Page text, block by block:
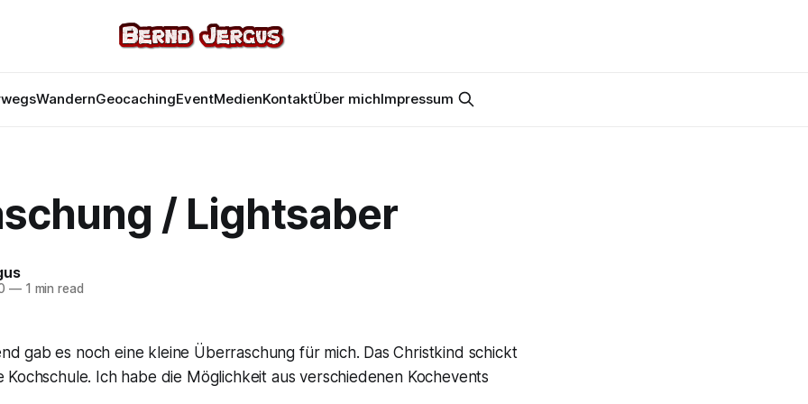
WandernGeocachingEventMedienKontaktÜber michImpressum
/ Lightsaber
—1 min read
gab es noch eine kleine Überraschung für mich. Das Christkind schickt
Kochschule. Ich habe die Möglichkeit aus verschiedenen Kochevents